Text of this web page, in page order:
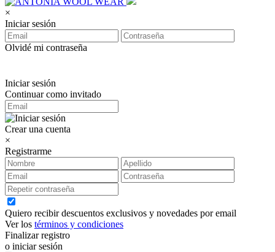
×
Iniciar sesión
Olvidé mi contraseña
Iniciar sesión
Continuar como invitado
Crear una cuenta
×
Registrarme
Quiero recibir descuentos exclusivos y novedades por email
Ver los términos y condiciones
Finalizar registro
o iniciar sesión